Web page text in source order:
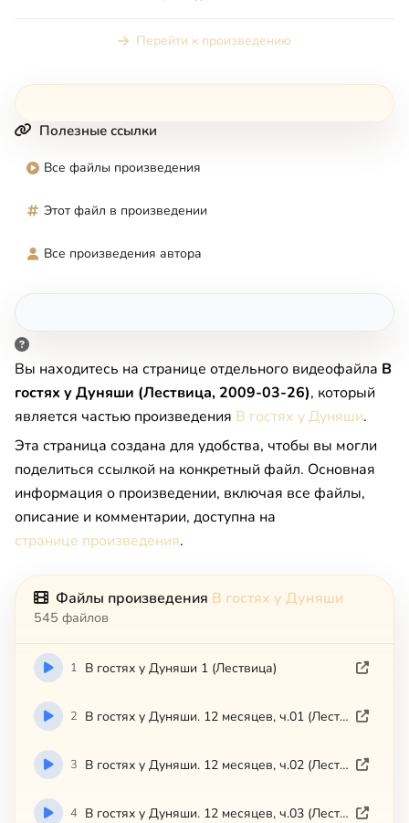
Перейти к произведению
Полезные ссылки
Все файлы произведения
Этот файл в произведении
Все произведения автора
Вы находитесь на странице отдельного видеофайла В
гостях у Дуняши (Лествица, 2009-03-26), который
является частью произведения В гостях у Дуняши.
Эта страница создана для удобства, чтобы вы могли
поделиться ссылкой на конкретный файл. Основная
информация о произведении, включая все файлы,
описание и комментарии, доступна на
странице произведения.
Файлы произведения В гостях у Дуняши
545 файлов
1 В гостях у Дуняши 1 (Лествица)
2 В гостях у Дуняши. 12 месяцев, ч.01 (Лествица)
3 В гостях у Дуняши. 12 месяцев, ч.02 (Лествица)
4 В гостях у Дуняши. 12 месяцев, ч.03 (Лествица)